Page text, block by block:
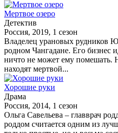
Мертвое озеро
Детектив
Россия, 2019, 1 сезон
Владелец урановых рудников
родном Чангадане. Его бизнес
ничто не может ему помешать.
находят мертвой...
Хорошие руки
Драма
Россия, 2014, 1 сезон
Ольга Савельева – главврач
роддом считается одним из